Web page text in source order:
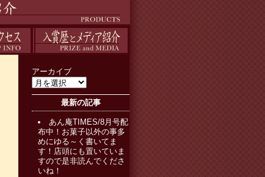
アーカイブ
最新の記事
あん庵TIMES/8月号配
布中！お菓子以外の事多
めにゆる～く書いてま
す！店頭にも置いていま
すので是非読んでくださ
いね！